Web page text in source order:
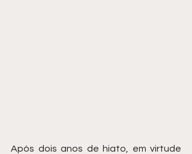
Após dois anos de hiato, em virtude